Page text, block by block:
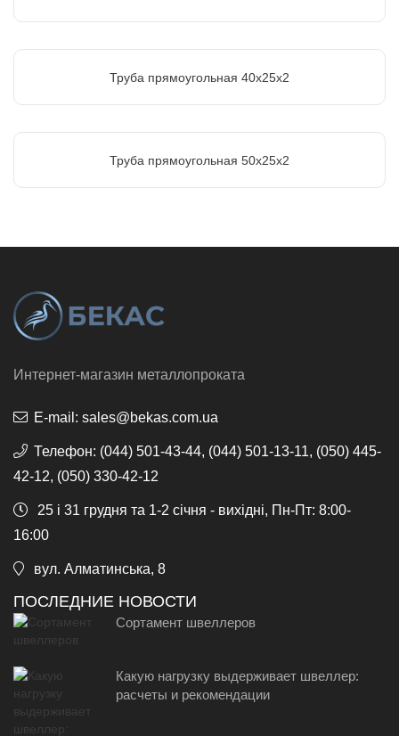
Труба прямоугольная 40х25х2
Труба прямоугольная 50х25х2
Интернет-магазин металлопроката
E-mail: sales@bekas.com.ua
Телефон: (044) 501-43-44, (044) 501-13-11, (050) 445-
42-12, (050) 330-42-12
25 і 31 грудня та 1-2 січня - вихідні, Пн-Пт: 8:00-
16:00
вул. Алматинська, 8
ПОСЛЕДНИЕ НОВОСТИ
Сортамент швеллеров
Какую нагрузку выдерживает швеллер:
расчеты и рекомендации